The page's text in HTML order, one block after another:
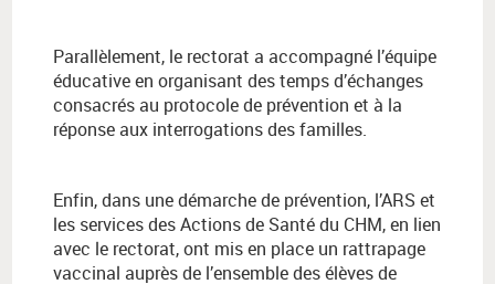
Parallèlement, le rectorat a accompagné l’équipe
éducative en organisant des temps d’échanges
consacrés au protocole de prévention et à la
réponse aux interrogations des familles.
Enfin, dans une démarche de prévention, l’ARS et
les services des Actions de Santé du CHM, en lien
avec le rectorat, ont mis en place un rattrapage
vaccinal auprès de l’ensemble des élèves de